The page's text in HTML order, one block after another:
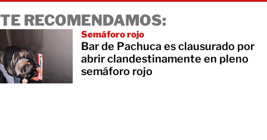
TE RECOMENDAMOS:
Semáforo rojo
Bar de Pachuca es clausurado por
abrir clandestinamente en pleno
semáforo rojo